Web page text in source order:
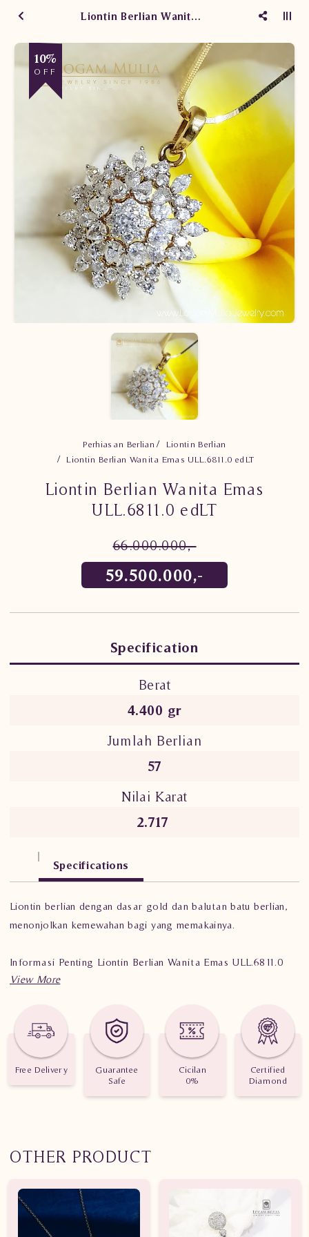
Liontin Berlian Wanita Emas ULL.6811.0 edLT
10%
OFF
Perhiasan Berlian
Liontin Berlian
Liontin Berlian Wanita Emas ULL.6811.0 edLT
Liontin Berlian Wanita Emas
ULL.6811.0 edLT
66.000.000,-
59.500.000,-
Specification
Berat
4.400 gr
Jumlah Berlian
57
Nilai Karat
2.717
Specifications
Liontin berlian dengan dasar gold dan balutan batu berlian,
menonjolkan kemewahan bagi yang memakainya.
Informasi Penting Liontin Berlian Wanita Emas ULL.6811.0
edLT
Jumlah Berlian : 57 buah
Nilai Karat : 2.717 karat
Free Delivery
Guarantee
Safe
Cicilan
0%
Certified
Diamond
OTHER PRODUCT